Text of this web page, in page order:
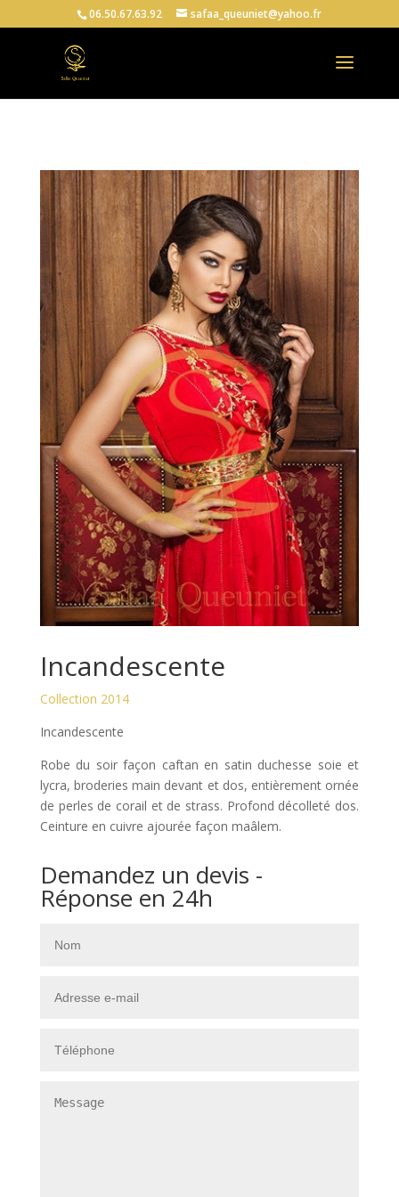
06.50.67.63.92 safaa_queuniet@yahoo.fr
Incandescente
Collection 2014
Incandescente
Robe du soir façon caftan en satin duchesse soie et
lycra, broderies main devant et dos, entièrement ornée
de perles de corail et de strass. Profond décolleté dos.
Ceinture en cuivre ajourée façon maâlem.
Demandez un devis -
Réponse en 24h